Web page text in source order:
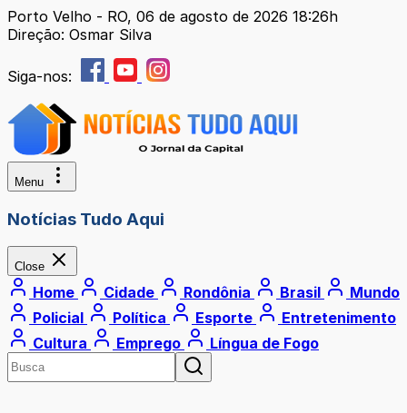
Porto Velho - RO, 06 de agosto de 2026 18:26h
Direção: Osmar Silva
Siga-nos:
Menu
Notícias Tudo Aqui
Close
Home Cidade Rondônia Brasil
Mundo
Policial
Política Esporte
Entretenimento
Cultura
Emprego Língua de Fogo